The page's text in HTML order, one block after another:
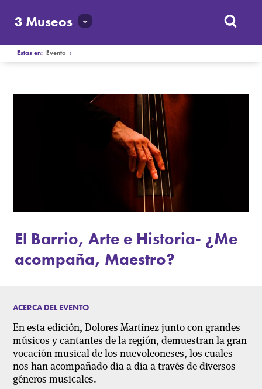
3 Museos
Estas en:Evento ›
El Barrio, Arte e Historia- ¿Me
acompaña, Maestro?
ACERCA DEL EVENTO
En esta edición, Dolores Martínez junto con grandes
músicos y cantantes de la región, demuestran la gran
vocación musical de los nuevoleoneses, los cuales
nos han acompañado día a día a través de diversos
géneros musicales.